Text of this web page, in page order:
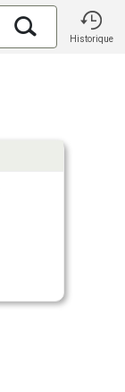
Historique